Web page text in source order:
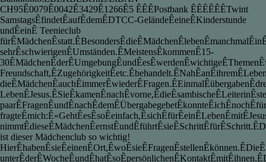
CH95Ê0079Ê0042Ê3429Ê1266Ê5 ÊÊÊPostbank ÊÊÊÊÊÊTwint
SamstagsÊfindetÊaufÊdemÊDTCC-GeländeÊeineÊKinderstunde
undÊeinÊ Teenieclub
sehrÊschwierigenÊUmständen.ÊMeistensÊkommenÊ15-
ist dieser Mädchenclub so wichtig!